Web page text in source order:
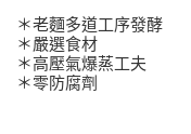
＊老麵多道工序發酵
＊嚴選食材
＊高壓氣爆蒸工夫
＊零防腐劑